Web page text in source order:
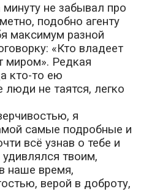
не забывал про
подобно агенту
максимум разной
«Кто владеет
миром». Редкая
кто-то ею
люди не таятся, легко
я
самые подробные и
всё узнав о тебе и
твоим,
наше время,
верой в доброту,